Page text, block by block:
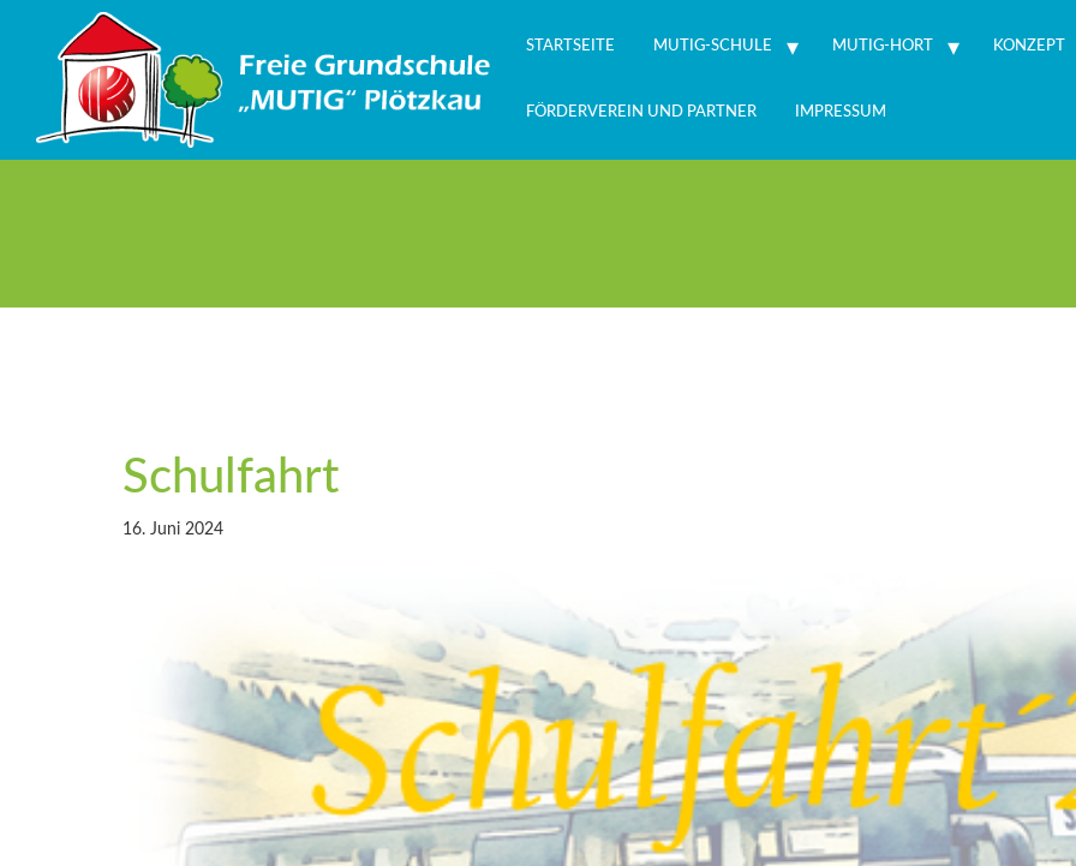
STARTSEITE MUTIG-SCHULE MUTIG-HORT KONZEPT
FÖRDERVEREIN UND PARTNER IMPRESSUM
Schulfahrt
16. Juni 2024